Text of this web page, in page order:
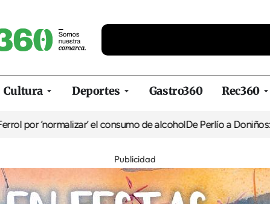
Cultura Deportes Gastro360 Rec360
el consumo de alcoholDe Perlío a Doniños: guía para
Publicidad